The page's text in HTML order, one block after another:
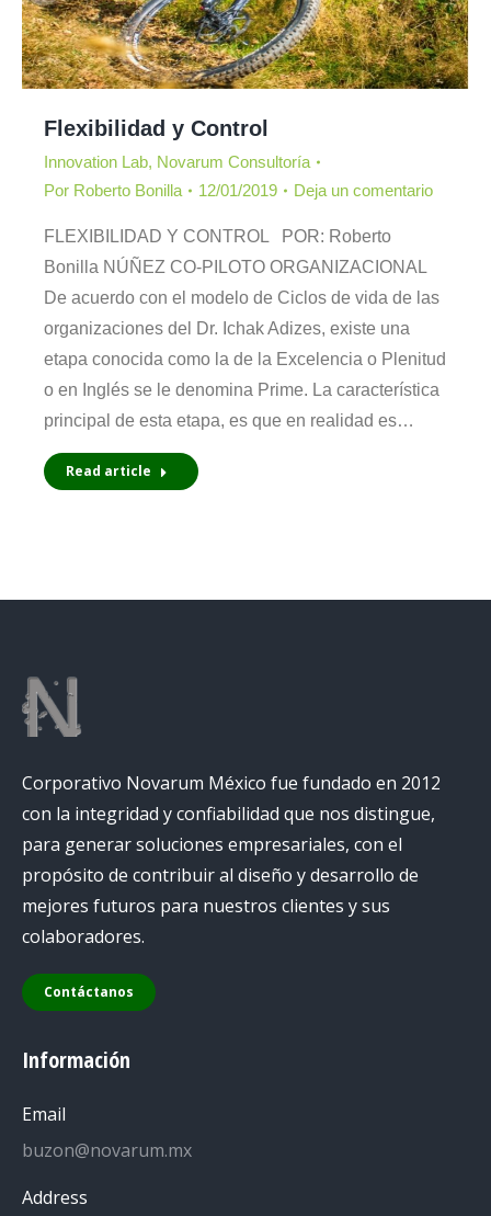
Flexibilidad y Control
Innovation Lab, Novarum Consultoría
Por Roberto Bonilla 12/01/2019 Deja un comentario
FLEXIBILIDAD Y CONTROL POR: Roberto
Bonilla NÚÑEZ CO-PILOTO ORGANIZACIONAL
De acuerdo con el modelo de Ciclos de vida de las
organizaciones del Dr. Ichak Adizes, existe una
etapa conocida como la de la Excelencia o Plenitud
o en Inglés se le denomina Prime. La característica
principal de esta etapa, es que en realidad es…
Read article
Corporativo Novarum México fue fundado en 2012
con la integridad y confiabilidad que nos distingue,
para generar soluciones empresariales, con el
propósito de contribuir al diseño y desarrollo de
mejores futuros para nuestros clientes y sus
colaboradores.
Contáctanos
Información
Email
buzon@novarum.mx
Address